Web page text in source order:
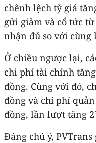
chênh lệch tỷ giá
gửi giảm và cổ tức
nhận đủ so với cùng
Ở chiều ngược lại,
chi phí tài chính
đồng. Cùng với đó,
đồng và chi phí
đồng, lần lượt tăng
Đáng chú ý,